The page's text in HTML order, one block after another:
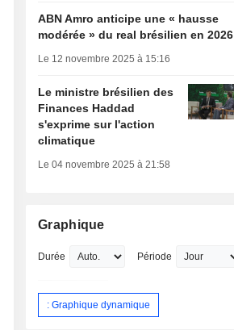
ABN Amro anticipe une « hausse
modérée » du real brésilien en 2026
Le 12 novembre 2025 à 15:16
Le ministre brésilien des
Finances Haddad
s'exprime sur l'action
climatique
Le 04 novembre 2025 à 21:58
Graphique
Durée Période
: Graphique dynamique